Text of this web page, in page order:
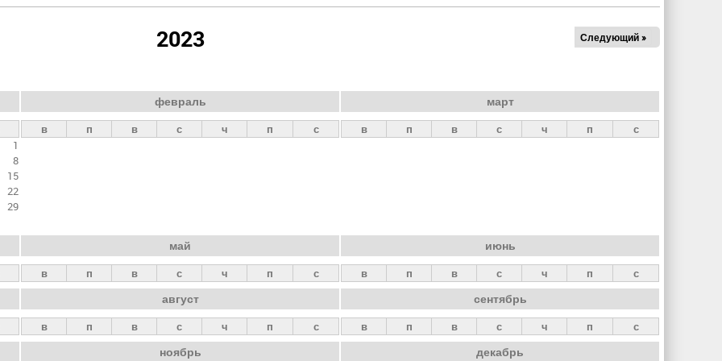
2023 Следующий »
1
8
15
22
29
февраль
в п в с ч п с
март
в п в с ч п с
май
в п в с ч п с
июнь
в п в с ч п с
август
в п в с ч п с
сентябрь
в п в с ч п с
ноябрь декабрь